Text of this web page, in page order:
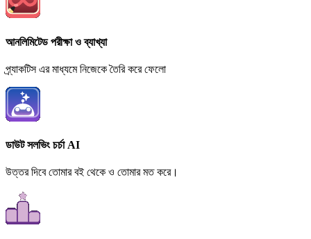
আনলিমিটেড পরীক্ষা ও ব্যাখ্যা
প্র্যাকটিস এর মাধ্যমে নিজেকে তৈরি করে ফেলো
ডাউট সলভিং চর্চা AI
উত্তর দিবে তোমার বই থেকে ও তোমার মত করে।